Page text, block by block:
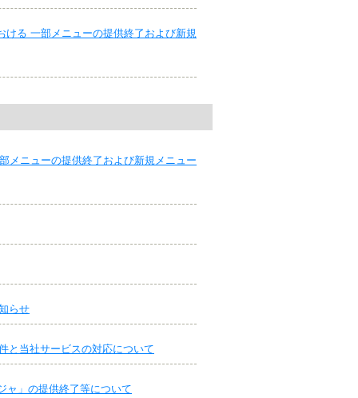
ける 一部メニューの提供終了および新規
メニューの提供終了および新規メニュー
らせ
と当社サービスの対応について
ャ」の提供終了等について